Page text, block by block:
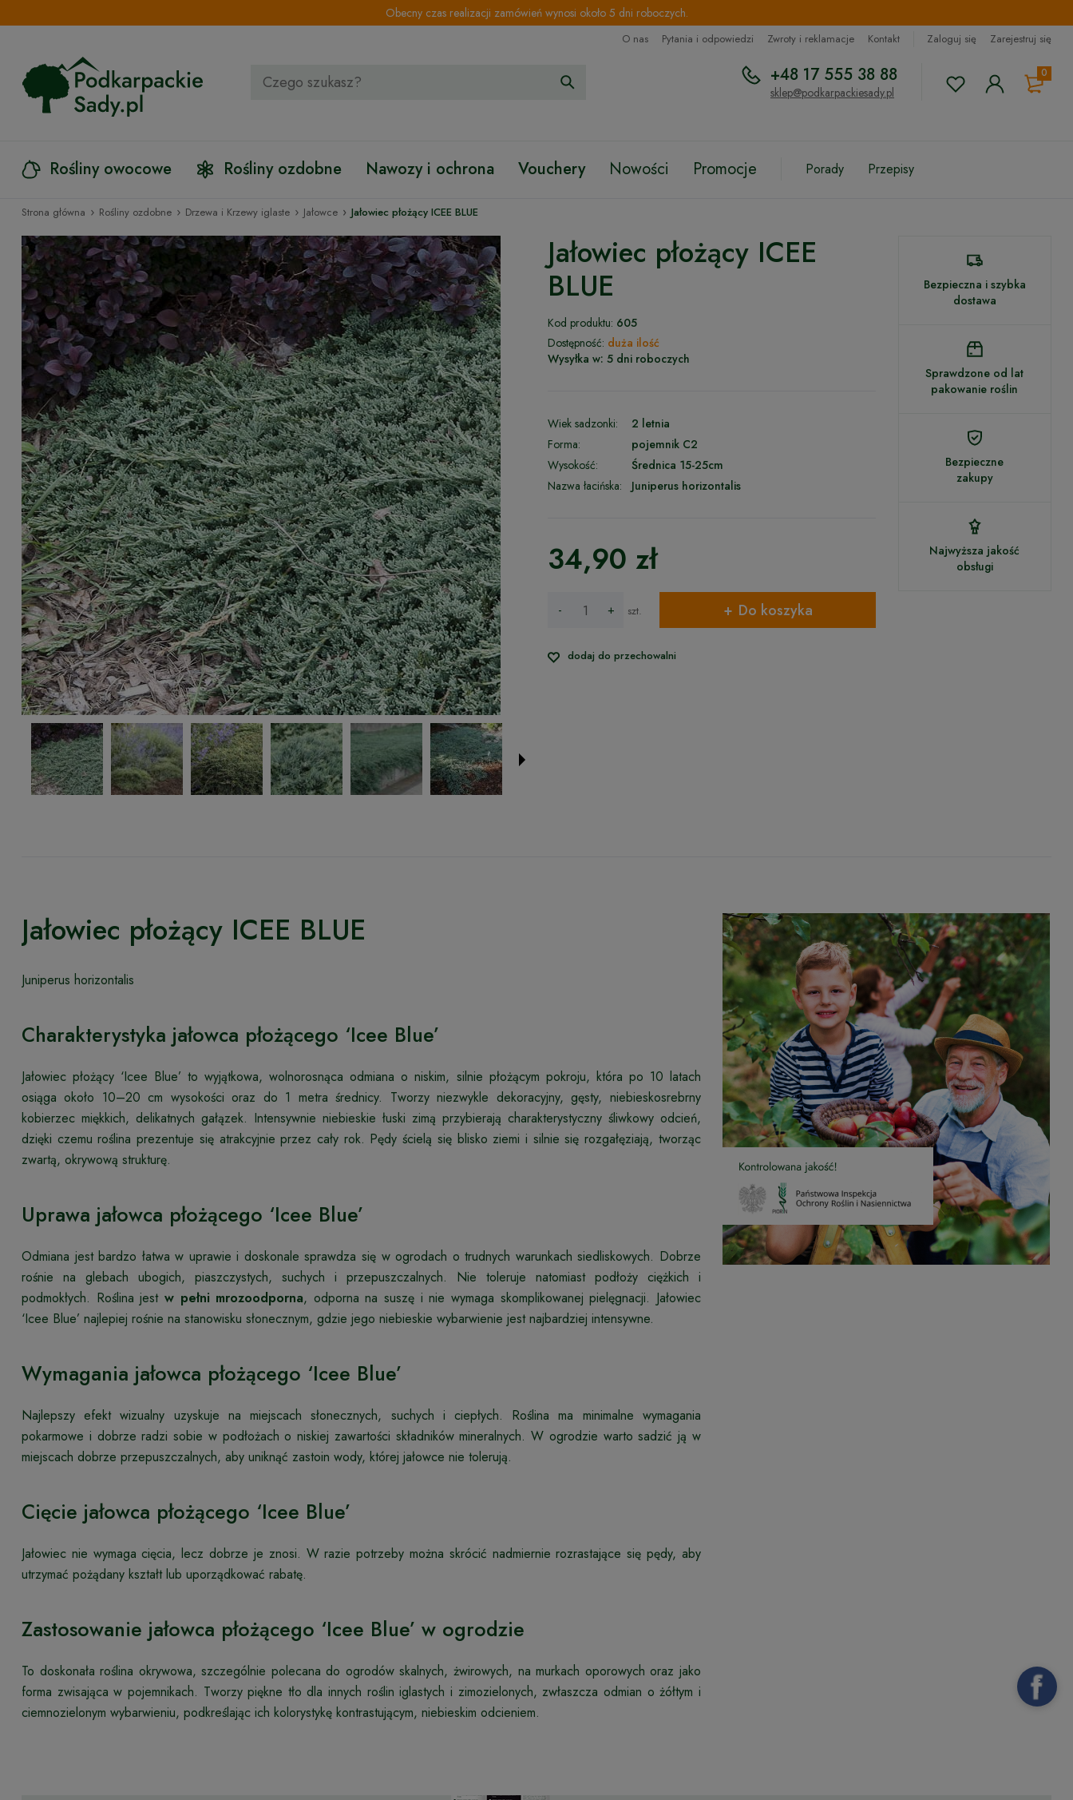
Obecny czas realizacji zamówień wynosi około 5 dni roboczych.
O nas Pytania i odpowiedzi Zwroty i reklamacje Kontakt Zaloguj się Zarejestruj się
0
+48 17 555 38 88
sklep@podkarpackiesady.pl
Rośliny owocowe Rośliny ozdobne Nawozy i ochrona Vouchery Nowości Promocje Porady Przepisy
Strona główna › Rośliny ozdobne › Drzewa i Krzewy iglaste › Jałowce › Jałowiec płożący ICEE BLUE
Jałowiec płożący ICEE
BLUE
Kod produktu: 605
Dostępność: duża ilość
Wysyłka w: 5 dni roboczych
Wiek sadzonki:
2 letnia
Forma:
pojemnik C2
Wysokość:
Średnica 15-25cm
Nazwa łacińska:
Juniperus horizontalis
34,90 zł
- + szt. Do koszyka
dodaj do przechowalni
Bezpieczna i szybka
dostawa
Sprawdzone od lat
pakowanie roślin
Bezpieczne
zakupy
Najwyższa jakość
obsługi
Jałowiec płożący ICEE BLUE
Juniperus horizontalis
Charakterystyka jałowca płożącego ‘Icee Blue’
Jałowiec płożący ‘Icee Blue’ to wyjątkowa, wolnorosnąca odmiana o niskim, silnie płożącym pokroju, która po 10 latach
osiąga około 10–20 cm wysokości oraz do 1 metra średnicy. Tworzy niezwykle dekoracyjny, gęsty, niebieskosrebrny
kobierzec miękkich, delikatnych gałązek. Intensywnie niebieskie łuski zimą przybierają charakterystyczny śliwkowy odcień,
dzięki czemu roślina prezentuje się atrakcyjnie przez cały rok. Pędy ścielą się blisko ziemi i silnie się rozgałęziają, tworząc
zwartą, okrywową strukturę.
Uprawa jałowca płożącego ‘Icee Blue’
Odmiana jest bardzo łatwa w uprawie i doskonale sprawdza się w ogrodach o trudnych warunkach siedliskowych. Dobrze
rośnie na glebach ubogich, piaszczystych, suchych i przepuszczalnych. Nie toleruje natomiast podłoży ciężkich i
podmokłych. Roślina jest w pełni mrozoodporna, odporna na suszę i nie wymaga skomplikowanej pielęgnacji. Jałowiec
‘Icee Blue’ najlepiej rośnie na stanowisku słonecznym, gdzie jego niebieskie wybarwienie jest najbardziej intensywne.
Wymagania jałowca płożącego ‘Icee Blue’
Najlepszy efekt wizualny uzyskuje na miejscach słonecznych, suchych i ciepłych. Roślina ma minimalne wymagania
pokarmowe i dobrze radzi sobie w podłożach o niskiej zawartości składników mineralnych. W ogrodzie warto sadzić ją w
miejscach dobrze przepuszczalnych, aby uniknąć zastoin wody, której jałowce nie tolerują.
Cięcie jałowca płożącego ‘Icee Blue’
Jałowiec nie wymaga cięcia, lecz dobrze je znosi. W razie potrzeby można skrócić nadmiernie rozrastające się pędy, aby
utrzymać pożądany kształt lub uporządkować rabatę.
Zastosowanie jałowca płożącego ‘Icee Blue’ w ogrodzie
To doskonała roślina okrywowa, szczególnie polecana do ogrodów skalnych, żwirowych, na murkach oporowych oraz jako
forma zwisająca w pojemnikach. Tworzy piękne tło dla innych roślin iglastych i zimozielonych, zwłaszcza odmian o żółtym i
ciemnozielonym wybarwieniu, podkreślając ich kolorystykę kontrastującym, niebieskim odcieniem.